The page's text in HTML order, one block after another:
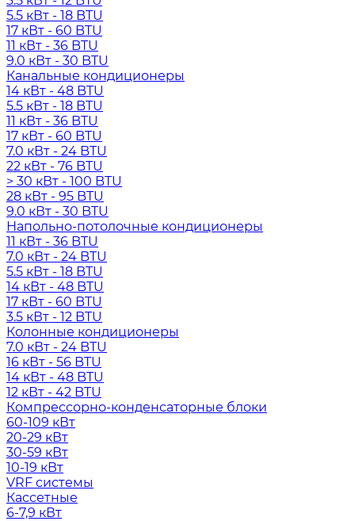
5.5 кВт - 18 BTU
17 кВт - 60 BTU
11 кВт - 36 BTU
9.0 кВт - 30 BTU
Канальные кондиционеры
14 кВт - 48 BTU
5.5 кВт - 18 BTU
11 кВт - 36 BTU
17 кВт - 60 BTU
7.0 кВт - 24 BTU
22 кВт - 76 BTU
> 30 кВт - 100 BTU
28 кВт - 95 BTU
9.0 кВт - 30 BTU
Напольно-потолочные кондиционеры
11 кВт - 36 BTU
7.0 кВт - 24 BTU
5.5 кВт - 18 BTU
14 кВт - 48 BTU
17 кВт - 60 BTU
3.5 кВт - 12 BTU
Колонные кондиционеры
7.0 кВт - 24 BTU
16 кВт - 56 BTU
14 кВт - 48 BTU
12 кВт - 42 BTU
Компрессорно-конденсаторные блоки
60-109 кВт
20-29 кВт
30-59 кВт
10-19 кВт
VRF системы
Кассетные
6-7,9 кВт